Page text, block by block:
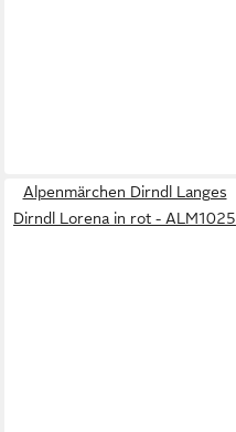
Alpenmärchen Dirndl Langes
Dirndl Lorena in rot - ALM1025